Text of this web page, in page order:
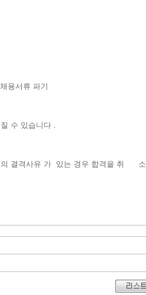
용서류 파기
수 있습니다 .
의 결격사유 가 있는 경우 합격을 취 소